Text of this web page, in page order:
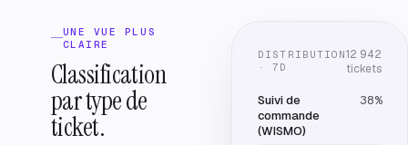
UNE VUE PLUS
CLAIRE
Classification
par type de
ticket.
DISTRIBUTION
· 7D
12 942
tickets
Suivi de
commande
(WISMO)
38%